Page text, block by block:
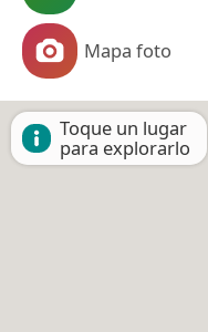
Mapa foto
Toque un lugar
para explorarlo